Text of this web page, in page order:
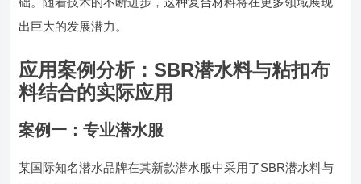
出巨大的发展潜力。
应用案例分析：SBR潜水料与粘扣布
料结合的实际应用
案例一：专业潜水服
某国际知名潜水品牌在其新款潜水服中采用了SBR潜水料与